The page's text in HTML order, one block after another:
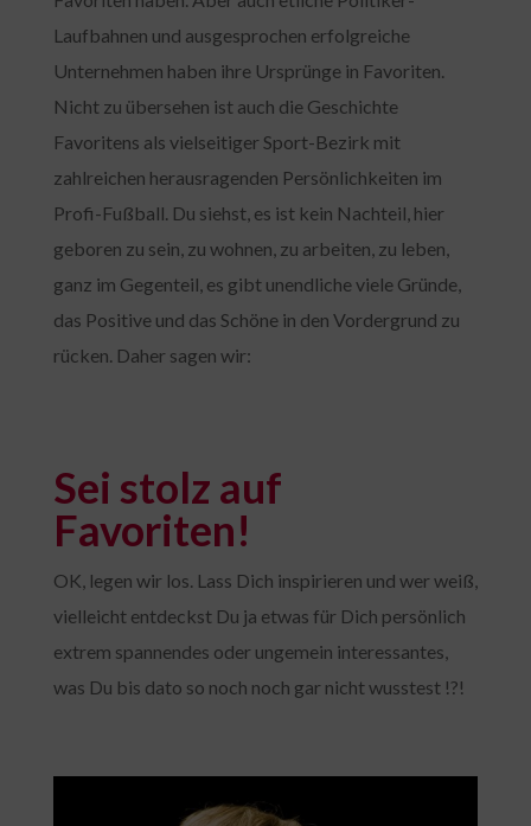
Laufbahnen und ausgesprochen erfolgreiche
Unternehmen haben ihre Ursprünge in Favoriten.
Nicht zu übersehen ist auch die Geschichte
Favoritens als vielseitiger Sport-Bezirk mit
zahlreichen herausragenden Persönlichkeiten im
Profi-Fußball. Du siehst, es ist kein Nachteil, hier
geboren zu sein, zu wohnen, zu arbeiten, zu leben,
ganz im Gegenteil, es gibt unendliche viele Gründe,
das Positive und das Schöne in den Vordergrund zu
rücken. Daher sagen wir:
Sei stolz auf
Favoriten!
OK, legen wir los. Lass Dich inspirieren und wer weiß,
vielleicht entdeckst Du ja etwas für Dich persönlich
extrem spannendes oder ungemein interessantes,
was Du bis dato so noch noch gar nicht wusstest !?!